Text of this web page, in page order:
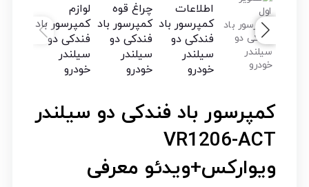
کمپرسور باد فندکی دو سیلندر
VR1206-ACT
ویوارکس+ویدئو معرفی